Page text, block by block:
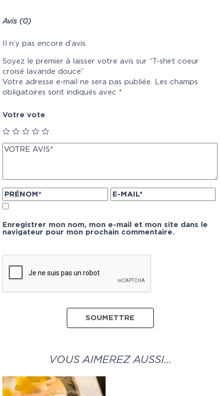
Avis (0)
Il n’y pas encore d’avis.
Soyez le premier à laisser votre avis sur “T-shirt coeur
croisé lavande douce”
Votre adresse e-mail ne sera pas publiée. Les champs
obligatoires sont indiqués avec *
Votre vote
Enregistrer mon nom, mon e-mail et mon site dans le
navigateur pour mon prochain commentaire.
VOUS AIMEREZ AUSSI…